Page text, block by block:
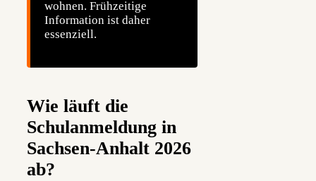
wohnen. Frühzeitige
Information ist daher
essenziell.
Wie läuft die
Schulanmeldung in
Sachsen-Anhalt 2026
ab?